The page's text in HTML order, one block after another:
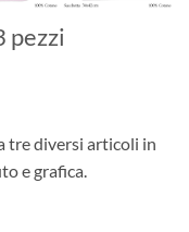
pezzi
tre diversi articoli in
e grafica.